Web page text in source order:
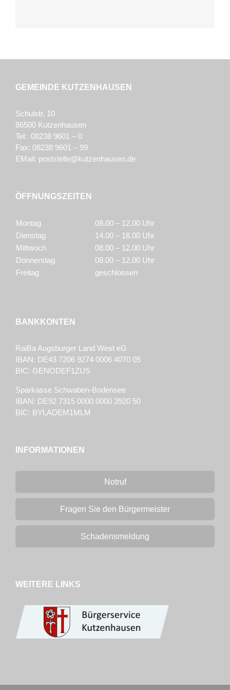
GEMEINDE KUTZENHAUSEN
Schulstr. 10
86500 Kutzenhausen
Tel: 08238 9601 – 0
Fax: 08238 9601 – 99
EMail: poststelle@kutzenhausen.de
ÖFFNUNGSZEITEN
Montag
08.00 – 12.00 Uhr
Dienstag
14.00 – 18.00 Uhr
Mittwoch
08.00 – 12.00 Uhr
Donnerstag
08.00 – 12.00 Uhr
Freitag
geschlossen
BANKKONTEN
RaiBa Augsburger Land West eG
IBAN: DE43 7206 9274 0006 4070 05
BIC: GENODEF1ZUS
Sparkasse Schwaben-Bodensee
IBAN: DE92 7315 0000 0000 3920 50
BIC: BYLADEM1MLM
INFORMATIONEN
Notruf
Fragen Sie den Bürgermeister
Schadensmeldung
WEITERE LINKS